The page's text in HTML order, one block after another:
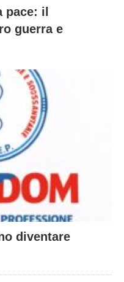
pace: il
guerra e
diventare